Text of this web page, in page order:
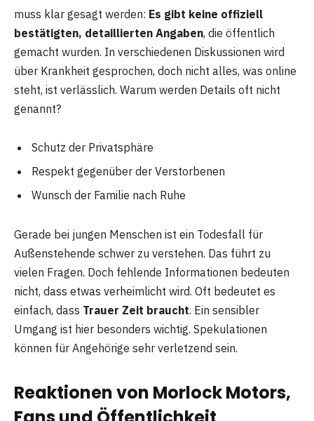
muss klar gesagt werden: Es gibt keine offiziell
bestätigten, detaillierten Angaben, die öffentlich
gemacht wurden. In verschiedenen Diskussionen wird
über Krankheit gesprochen, doch nicht alles, was online
steht, ist verlässlich. Warum werden Details oft nicht
genannt?
Schutz der Privatsphäre
Respekt gegenüber der Verstorbenen
Wunsch der Familie nach Ruhe
Gerade bei jungen Menschen ist ein Todesfall für
Außenstehende schwer zu verstehen. Das führt zu
vielen Fragen. Doch fehlende Informationen bedeuten
nicht, dass etwas verheimlicht wird. Oft bedeutet es
einfach, dass Trauer Zeit braucht. Ein sensibler
Umgang ist hier besonders wichtig. Spekulationen
können für Angehörige sehr verletzend sein.
Reaktionen von Morlock Motors,